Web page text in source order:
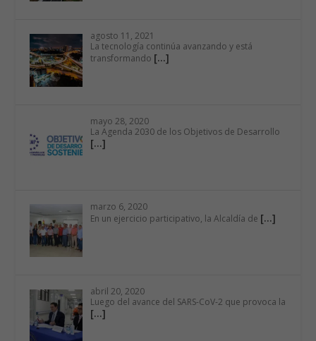
agosto 11, 2021
La tecnología continúa avanzando y está
transformando […]
mayo 28, 2020
La Agenda 2030 de los Objetivos de Desarrollo
[…]
marzo 6, 2020
En un ejercicio participativo, la Alcaldía de […]
abril 20, 2020
Luego del avance del SARS-CoV-2 que provoca la
[…]